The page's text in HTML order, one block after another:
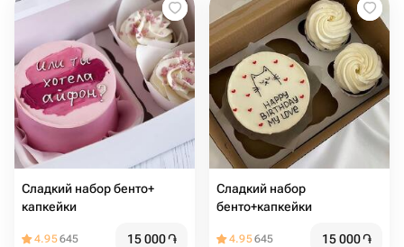
Сладкий набор бенто+
капкейки
4.95645 15 000֏
Сладкий набор
бенто+капкейки
4.95645 15 000֏